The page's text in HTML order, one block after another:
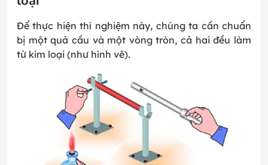
Để thực hiện thí nghiệm này, chúng ta cần chuẩn
bị một quả cầu và một vòng tròn, cả hai đều làm
từ kim loại (như hình vẽ).